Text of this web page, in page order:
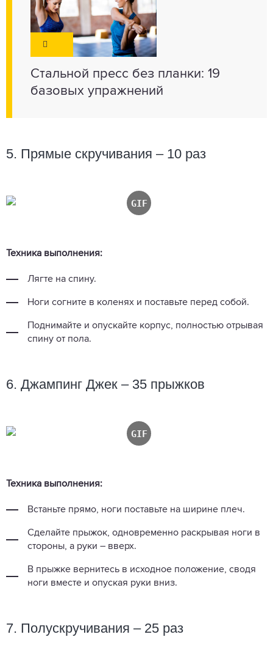
Стальной пресс без планки: 19
базовых упражнений
5. Прямые скручивания – 10 раз
Техника выполнения:
Лягте на спину.
Ноги согните в коленях и поставьте перед собой.
Поднимайте и опускайте корпус, полностью отрывая
спину от пола.
6. Джампинг Джек – 35 прыжков
Техника выполнения:
Встаньте прямо, ноги поставьте на ширине плеч.
Сделайте прыжок, одновременно раскрывая ноги в
стороны, а руки – вверх.
В прыжке вернитесь в исходное положение, сводя
ноги вместе и опуская руки вниз.
7. Полускручивания – 25 раз